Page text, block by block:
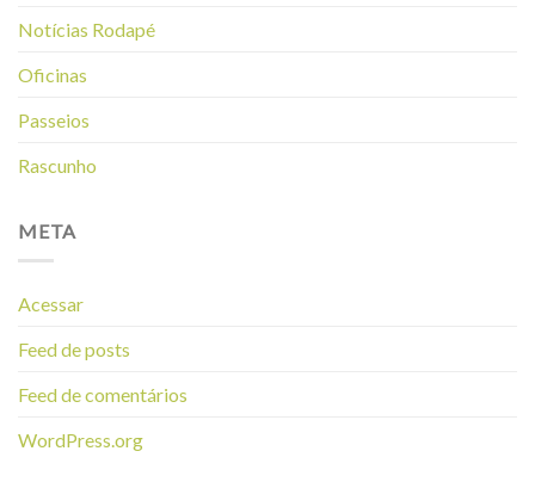
Notícias Rodapé
Oficinas
Passeios
Rascunho
META
Acessar
Feed de posts
Feed de comentários
WordPress.org